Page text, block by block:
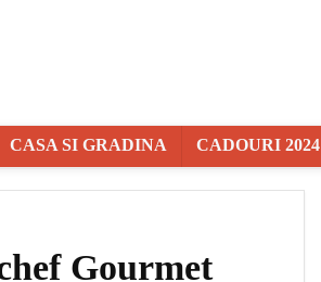
CASA SI GRADINA CADOURI 2024
Gourmet